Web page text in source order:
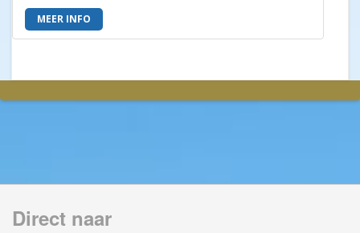
MEER INFO
Direct naar